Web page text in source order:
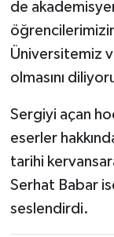
de
Üniversitemiz
olmasını
Sergiyi açan
eserler
tarihi
Serhat Babar
seslendirdi.